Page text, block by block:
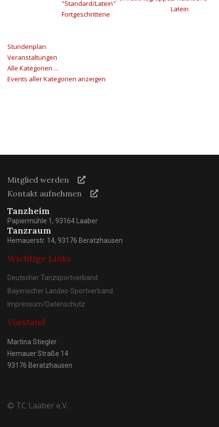
"Standard/Latein"
Fortgeschrittene
Latein
Stundenplan
Veranstaltungen
Alle Kategorien ...
Events aller Kategorien anzeigen
Mitglied werden
Kontakt aufnehmen
Tanzheim
Papiermühle 1, 93164 Laaber
Tanzraum
Hemauerstr. 14, 93176 Beratzhausen
Wichtige Links
Deutscher Tanzsportverband
Bayerischer Landes-Sportverband
Impressum/Datenschutz
Vorstand
Martina Stiegler
Hemauer Straße 14
93176 Beratzhausen
© TC Laaber e.V.